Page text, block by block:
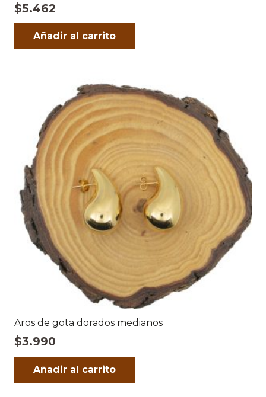
$5.462
Añadir al carrito
Aros de gota dorados medianos
$3.990
Añadir al carrito